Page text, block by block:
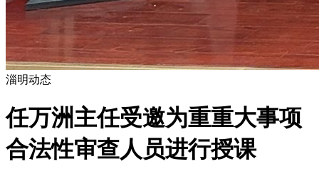
淄明动态
任万洲主任受邀为重重大事项
合法性审查人员进行授课